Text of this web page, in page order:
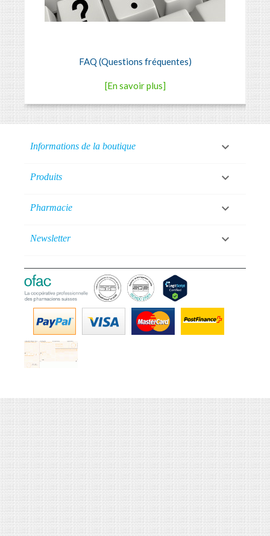
FAQ (Questions fréquentes)
[En savoir plus]
Informations de la boutique 
Produits 
Pharmacie 
Newsletter 